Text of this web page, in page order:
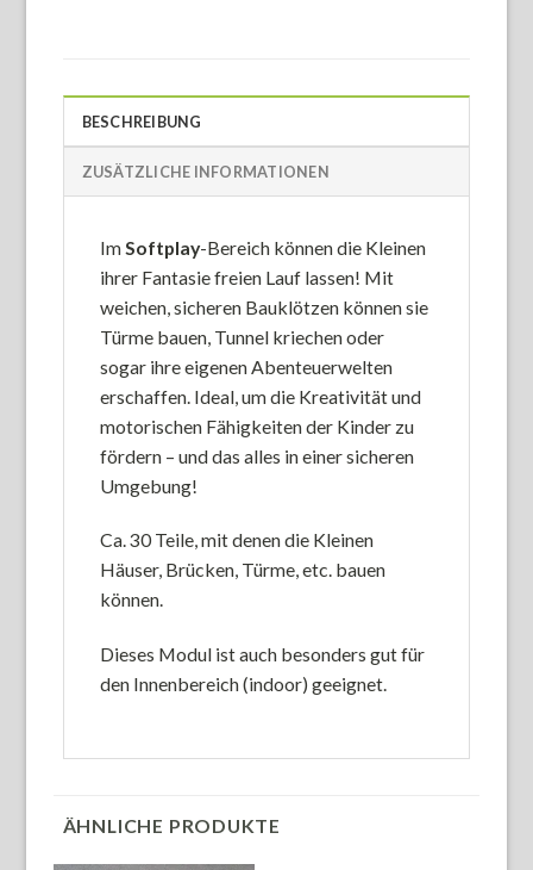
BESCHREIBUNG
ZUSÄTZLICHE INFORMATIONEN
Im Softplay-Bereich können die Kleinen
ihrer Fantasie freien Lauf lassen! Mit
weichen, sicheren Bauklötzen können sie
Türme bauen, Tunnel kriechen oder
sogar ihre eigenen Abenteuerwelten
erschaffen. Ideal, um die Kreativität und
motorischen Fähigkeiten der Kinder zu
fördern – und das alles in einer sicheren
Umgebung!
Ca. 30 Teile, mit denen die Kleinen
Häuser, Brücken, Türme, etc. bauen
können.
Dieses Modul ist auch besonders gut für
den Innenbereich (indoor) geeignet.
ÄHNLICHE PRODUKTE